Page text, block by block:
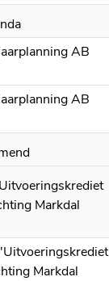
AB
AB
Markdal
Markdal